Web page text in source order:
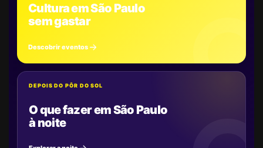
Cultura em São Paulo
sem gastar
Descobrir eventos
DEPOIS DO PÔR DO SOL
O que fazer em São Paulo
à noite